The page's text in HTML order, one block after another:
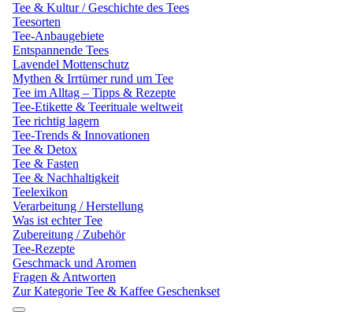
Tee & Kultur / Geschichte des Tees
Teesorten
Tee-Anbaugebiete
Entspannende Tees
Lavendel Mottenschutz
Mythen & Irrtümer rund um Tee
Tee im Alltag – Tipps & Rezepte
Tee-Etikette & Teerituale weltweit
Tee richtig lagern
Tee-Trends & Innovationen
Tee & Detox
Tee & Fasten
Tee & Nachhaltigkeit
Teelexikon
Verarbeitung / Herstellung
Was ist echter Tee
Zubereitung / Zubehör
Tee-Rezepte
Geschmack und Aromen
Fragen & Antworten
Zur Kategorie Tee & Kaffee Geschenkset